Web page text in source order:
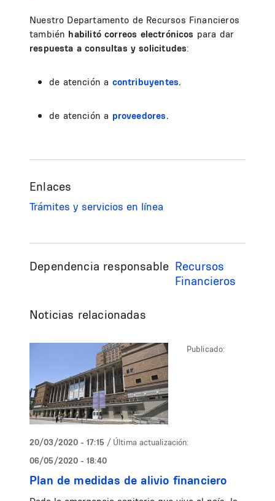
Nuestro Departamento de Recursos Financieros
también habilitó correos electrónicos para dar
respuesta a consultas y solicitudes:
de atención a contribuyentes.
de atención a proveedores.
Enlaces
Trámites y servicios en línea
Dependencia responsable Recursos
Financieros
Noticias relacionadas
Publicado:
20/03/2020 - 17:15 / Última actualización:
06/05/2020 - 18:40
Plan de medidas de alivio financiero